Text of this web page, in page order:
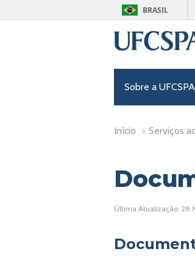
BRASIL
Sobre a UFCSPA
Início > Serviços
Última Atualização: 28